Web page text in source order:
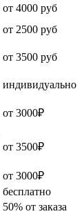
от 4000 руб
от 2500 руб
от 3500 руб
индивидуально
от 3000₽
от 3500₽
от 3000₽
бесплатно
50% от заказа